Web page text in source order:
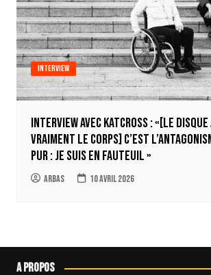
Interview
Interview avec Katcross : «[Le
vraiment le corps] c’est
pur : je suis en fauteuil »
Arbas 10 avril 2026
A propos